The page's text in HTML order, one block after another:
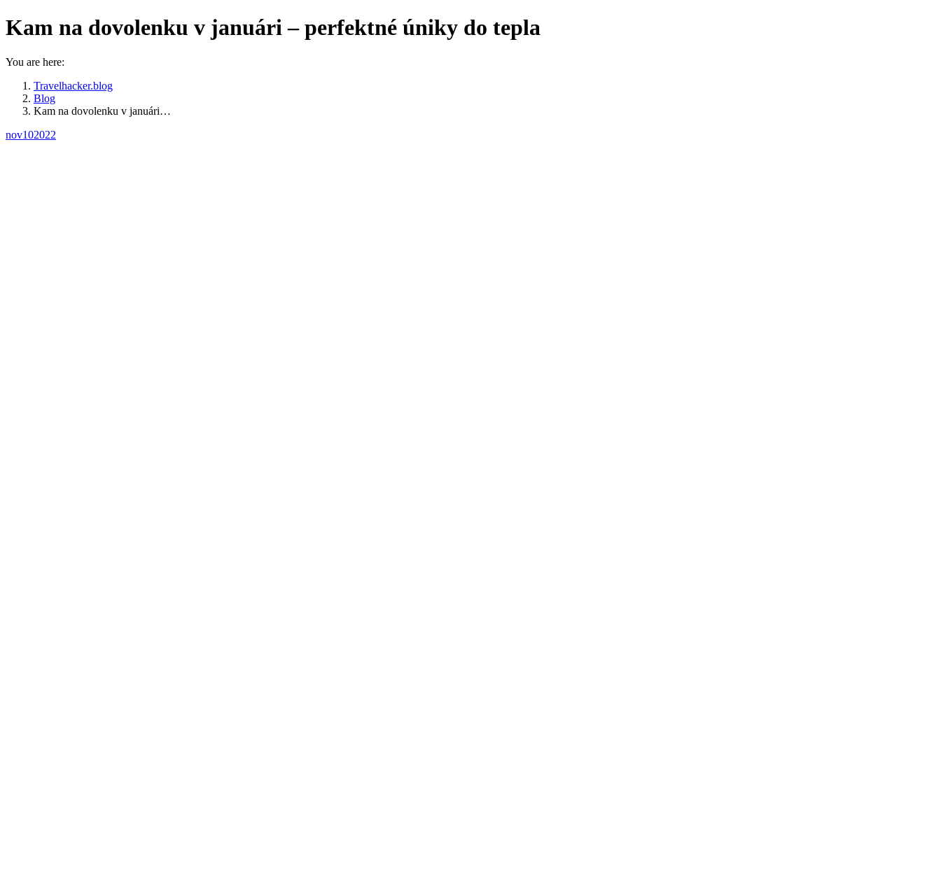
Kam na dovolenku v januári – perfektné úniky do tepla
You are here:
Travelhacker.blog
Blog
Kam na dovolenku v januári…
nov102022